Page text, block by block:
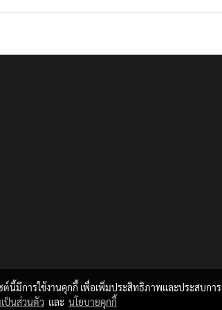
ต์นี้มีการใช้งานคุกกี้ เพื่อเพิ่มประสิทธิภาพและประสบก
ป็นส่วนตัว และ นโยบายคุกกี้